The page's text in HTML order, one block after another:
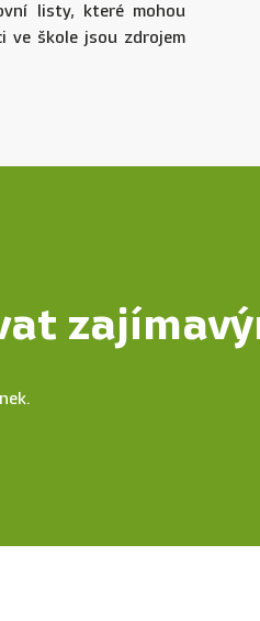
listy, které mohou
ve škole jsou zdrojem